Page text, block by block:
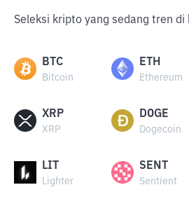
Seleksi kripto yang sedang tren
BTC
Bitcoin
ETH
Ethereum
XRP
XRP
DOGE
Dogecoin
LIT
Lighter
SENT
Sentient